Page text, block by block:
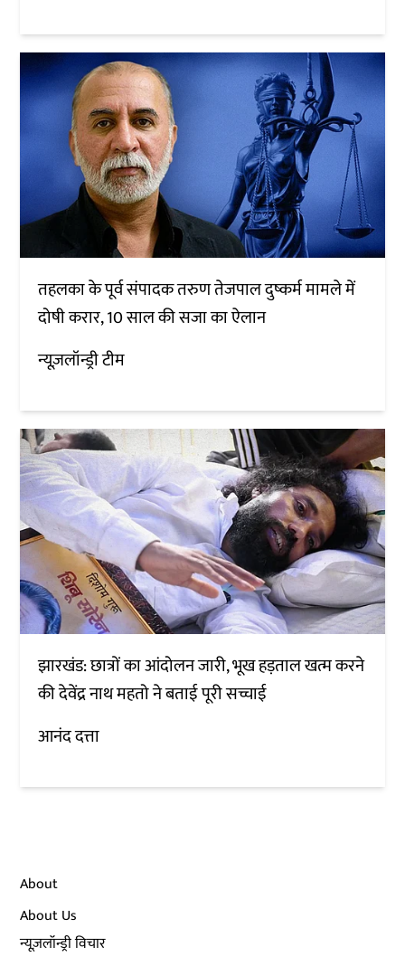
तहलका के पूर्व संपादक तरुण तेजपाल दुष्कर्म मामले में
दोषी करार, 10 साल की सजा का ऐलान
न्यूज़लॉन्ड्री टीम
झारखंड: छात्रों का आंदोलन जारी, भूख हड़ताल खत्म करने
की देवेंद्र नाथ महतो ने बताई पूरी सच्चाई
आनंद दत्ता
About
About Us
न्यूज़लॉन्ड्री विचार